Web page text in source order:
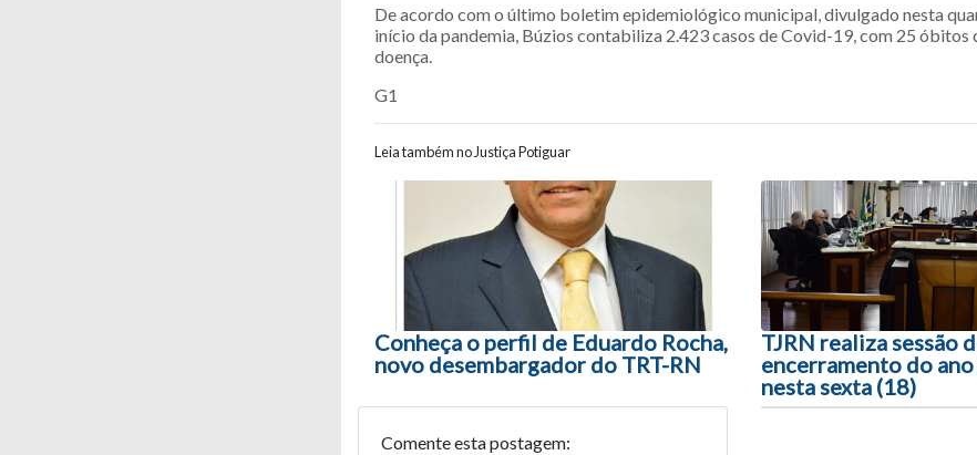
De acordo com o último boletim epidemiológico municipal, divulgado nesta
início da pandemia, Búzios contabiliza 2.423 casos de Covid-19, com 25 óbitos
doença.
G1
Leia também no Justiça Potiguar
Navegação entre posts
Conheça o perfil de Eduardo Rocha,
novo desembargador do TRT-RN
TJRN realiza sessão
encerramento do
nesta sexta (18)
Comente esta postagem: